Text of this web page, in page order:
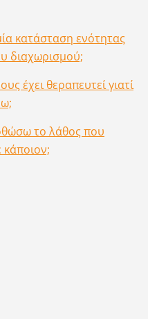
κατάσταση ενότητας
διαχωρισμού;
έχει θεραπευτεί γιατί
το λάθος που
κάποιον;